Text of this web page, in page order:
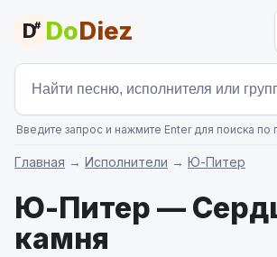
D# DoDiez
Введите запрос и нажмите Enter для поиска по
Главная → Исполнители → Ю-Питер
Ю-Питер —
камня